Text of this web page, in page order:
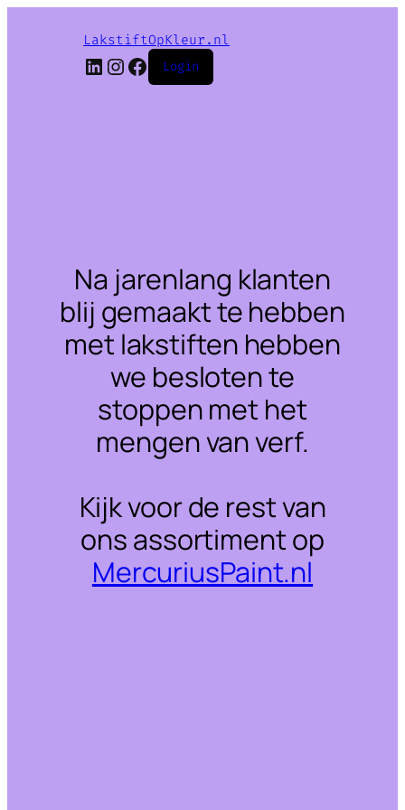
LakstiftOpKleur.nl
LinkedIn
Instagram
Facebook
Login
Na jarenlang klanten
blij gemaakt te hebben
met lakstiften hebben
we besloten te
stoppen met het
mengen van verf.
Kijk voor de rest van
ons assortiment op
MercuriusPaint.nl